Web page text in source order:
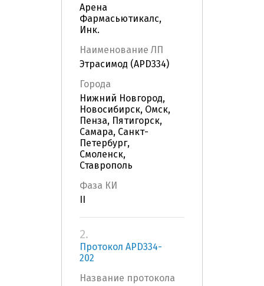
Арена
Фармасьютикалс,
Инк.
Наименование ЛП
Этрасимод (APD334)
Города
Нижний Новгород,
Новосибирск, Омск,
Пенза, Пятигорск,
Самара, Санкт-
Петербург,
Смоленск,
Ставрополь
Фаза КИ
2.
Протокол APD334-
202
Название протокола